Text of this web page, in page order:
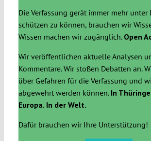
Die Verfassung gerät immer mehr unter
schützen zu können, brauchen wir
Wissen machen wir zugänglich. Open
Wir veröffentlichen aktuelle Analysen
Kommentare. Wir stoßen Debatten an.
über Gefahren für die Verfassung und
abgewehrt werden können. In
Europa. In der Welt.
Dafür brauchen wir Ihre Unterstützung!